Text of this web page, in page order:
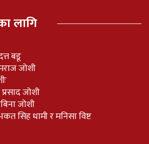
लागि
बडू
जोशी
जोशी
जोशी
सिह धामी र मनिसा विष्ट